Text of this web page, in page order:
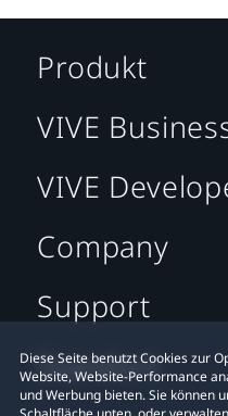
Diese Seite benutzt Cookies zur
Website, Website-Performance
und Werbung bieten. Sie können
Produkt
VIVE
VIVE
Company
Support
Standort